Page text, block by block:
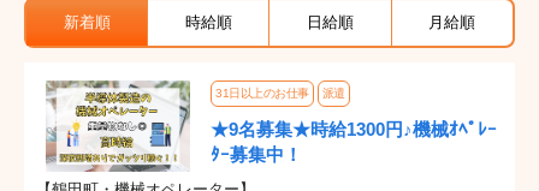
新着順 時給順 日給順 月給順
31日以上のお仕事 派遣
★9名募集★時給1300円♪機械ｵﾍﾟﾚｰ
ﾀｰ募集中！